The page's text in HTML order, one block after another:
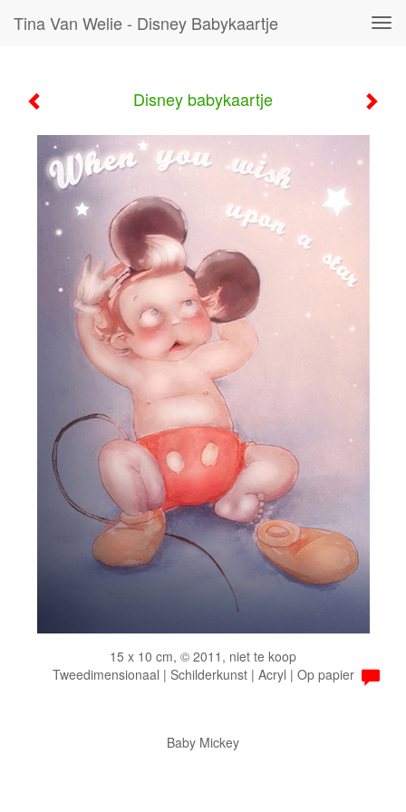
Tina Van Welie - Disney Babykaartje
Disney babykaartje
15 x 10 cm, © 2011, niet te koop
Tweedimensionaal | Schilderkunst | Acryl | Op papier
Baby Mickey